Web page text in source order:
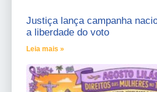
Justiça lança campanha
a liberdade do voto
Leia mais »